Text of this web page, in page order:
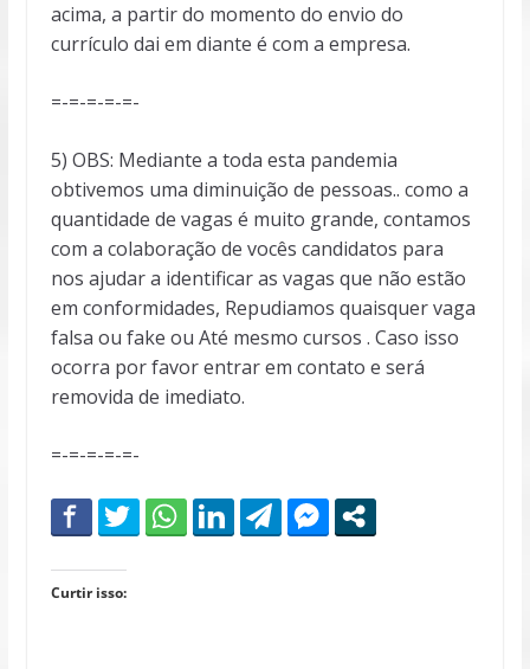
acima, a partir do momento do envio do
currículo dai em diante é com a empresa.
=-=-=-=-=-
5) OBS: Mediante a toda esta pandemia
obtivemos uma diminuição de pessoas.. como a
quantidade de vagas é muito grande, contamos
com a colaboração de vocês candidatos para
nos ajudar a identificar as vagas que não estão
em conformidades, Repudiamos quaisquer vaga
falsa ou fake ou Até mesmo cursos . Caso isso
ocorra por favor entrar em contato e será
removida de imediato.
=-=-=-=-=-
Curtir isso: